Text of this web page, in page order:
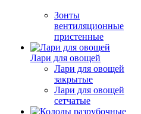
Зонты
вентиляционные
пристенные
Лари для овощей
Лари для овощей
закрытые
Лари для овощей
сетчатые